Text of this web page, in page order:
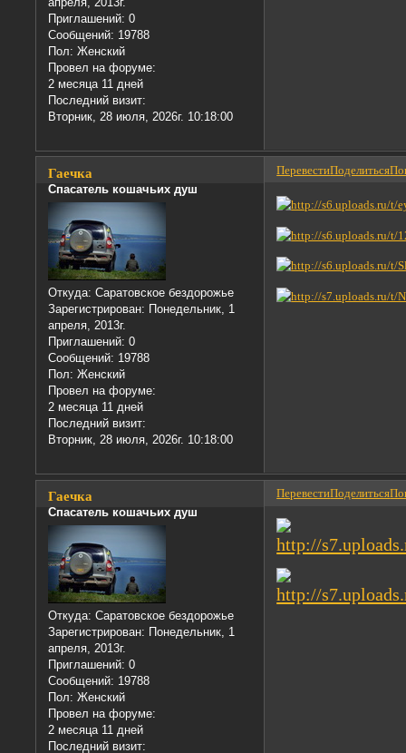
Приглашений: 0
Сообщений: 19788
Пол: Женский
Провел на форуме:
2 месяца 11 дней
Последний визит:
Вторник, 28 июля, 2026г. 10:18:00
ПеревестиПоделиться
Гаечка
Спасатель кошачьих душ
Откуда: Саратовское бездорожье
Зарегистрирован: Понедельник, 1
апреля, 2013г.
Приглашений: 0
Сообщений: 19788
Пол: Женский
Провел на форуме:
2 месяца 11 дней
Последний визит:
Вторник, 28 июля, 2026г. 10:18:00
ПеревестиПоделиться
Гаечка
Спасатель кошачьих душ
Откуда: Саратовское бездорожье
Зарегистрирован: Понедельник, 1
апреля, 2013г.
Приглашений: 0
Сообщений: 19788
Пол: Женский
Провел на форуме:
2 месяца 11 дней
Последний визит: